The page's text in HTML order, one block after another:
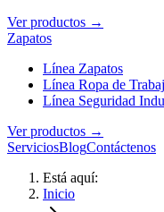
Ver productos →
Zapatos
Línea Zapatos
Línea Ropa de
Línea Seguridad
Ver productos →
ServiciosBlogContáctenos
Está aquí:
Inicio